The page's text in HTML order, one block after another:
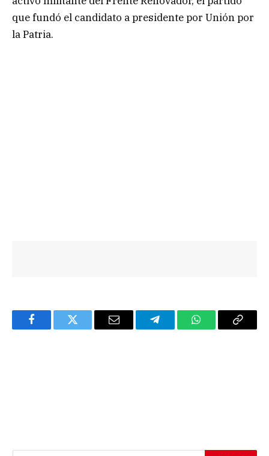
que fundó el candidato a presidente por Unión por
la Patria.
FacebookTwitter Email TelegramWhatsAppCopy